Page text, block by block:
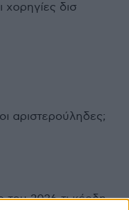
χορηγίες δισ
αριστερούληδες;
του 2026 τι κέρδη